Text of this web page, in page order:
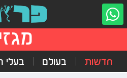
חדשות בעולם בעלי